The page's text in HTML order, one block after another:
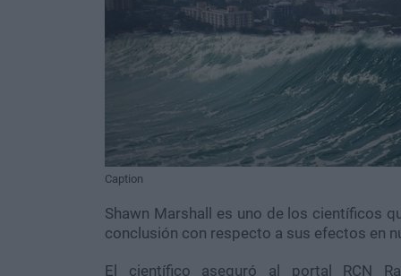
Caption
Shawn Marshall es uno de los científicos
conclusión con respecto a sus efectos en
El científico aseguró al portal RCN